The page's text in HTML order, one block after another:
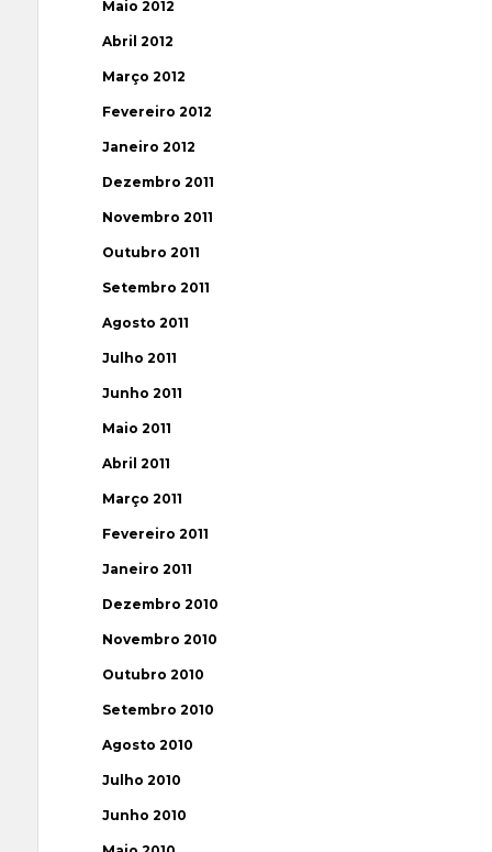
Maio 2012
Abril 2012
Março 2012
Fevereiro 2012
Janeiro 2012
Dezembro 2011
Novembro 2011
Outubro 2011
Setembro 2011
Agosto 2011
Julho 2011
Junho 2011
Maio 2011
Abril 2011
Março 2011
Fevereiro 2011
Janeiro 2011
Dezembro 2010
Novembro 2010
Outubro 2010
Setembro 2010
Agosto 2010
Julho 2010
Junho 2010